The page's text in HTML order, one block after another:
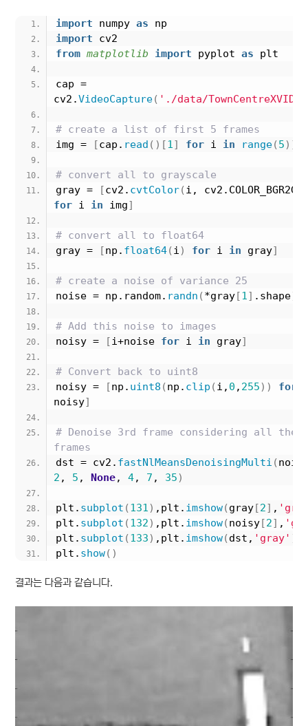
import numpy as np
import cv2
from matplotlib import pyplot as plt
cap =
cv2.VideoCapture( './data/
# create a list of first 5 frames
img =
[cap. read ()[1] for i in range(5)]
# convert all to grayscale
gray =
[cv2. cvtColor(i,
for i in img]
# convert all to float64
gray =
[np. float64(i) for i in gray]
# create a noise of variance 25
noise = np.random. randn (*gray[1] .shape)
# Add this noise to images
noisy =
[i+noise for i in gray]
# Convert back to uint8
noisy =
[np. uint8 (np. clip (i, 0 , 255)) for
noisy]
# Denoise 3rd frame considering all the
frames
dst = cv2. fastNlMeansDenoisingMulti (
2 , 5 , None, 4, 7 , 35)
plt. subplot (131) ,plt. imshow(gray[2] ,
plt. subplot (132) ,plt. imshow(noisy[2] ,
plt. subplot (133) ,plt. imshow(dst, 'gray' )
plt. show()
결과는 다음과 같습니다.